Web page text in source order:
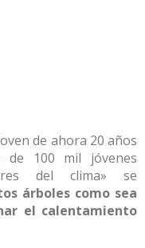
de ahora 20 años
100 mil jóvenes
del clima» se
árboles como sea
el calentamiento